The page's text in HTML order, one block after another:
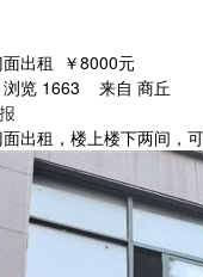
出租 ￥8000元
览 1663 来自 商丘
出租，楼上楼下两间，